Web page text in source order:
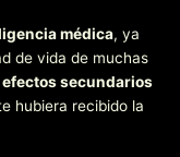
médica, ya
de vida de muchas
efectos secundarios
hubiera recibido la